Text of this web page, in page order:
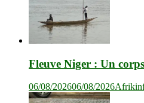
Fleuve Niger : Un
06/08/202606/08/2026